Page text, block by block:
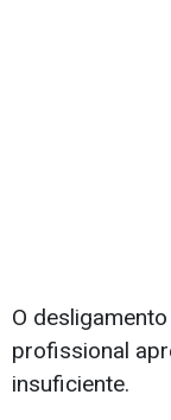
O
profissional
insuficiente.